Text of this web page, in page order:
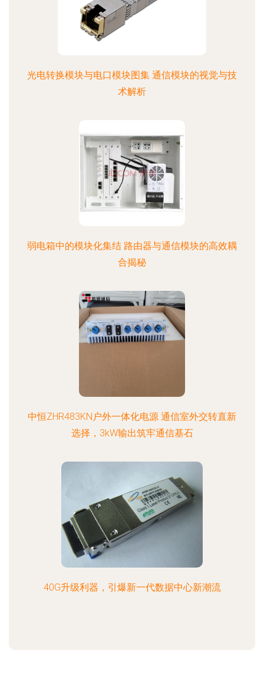
光电转换模块与电口模块图集 通信模块的视觉与技
术解析
弱电箱中的模块化集结 路由器与通信模块的高效耦
合揭秘
中恒ZHR483KN户外一体化电源 通信室外交转直新
选择，3kW输出筑牢通信基石
40G升级利器，引爆新一代数据中心新潮流